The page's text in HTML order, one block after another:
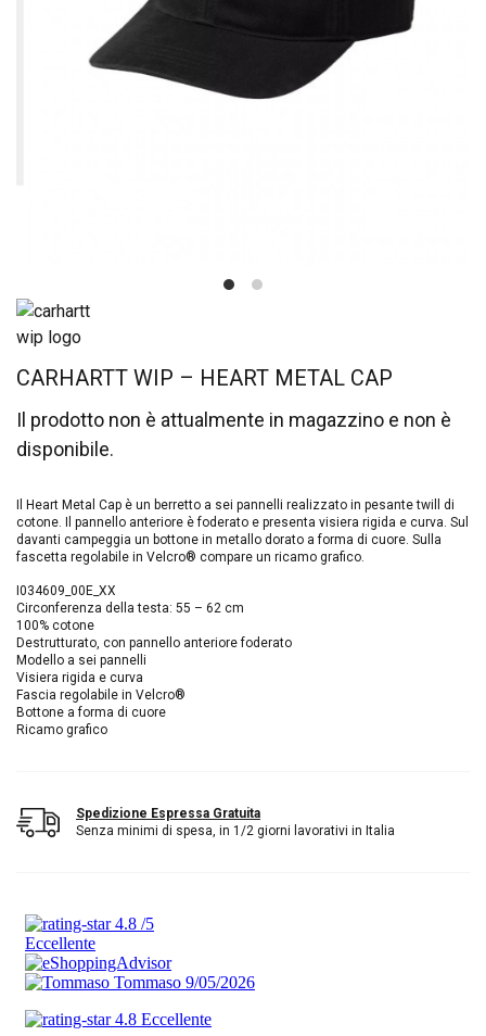
CARHARTT WIP – HEART METAL CAP
Il prodotto non è attualmente in magazzino e non è
disponibile.
Il Heart Metal Cap è un berretto a sei pannelli realizzato in pesante twill di
cotone. Il pannello anteriore è foderato e presenta visiera rigida e curva. Sul
davanti campeggia un bottone in metallo dorato a forma di cuore. Sulla
fascetta regolabile in Velcro® compare un ricamo grafico.
I034609_00E_XX
Circonferenza della testa: 55 – 62 cm
100% cotone
Destrutturato, con pannello anteriore foderato
Modello a sei pannelli
Visiera rigida e curva
Fascia regolabile in Velcro®
Bottone a forma di cuore
Ricamo grafico
Spedizione Espressa Gratuita
Senza minimi di spesa, in 1/2 giorni lavorativi in Italia